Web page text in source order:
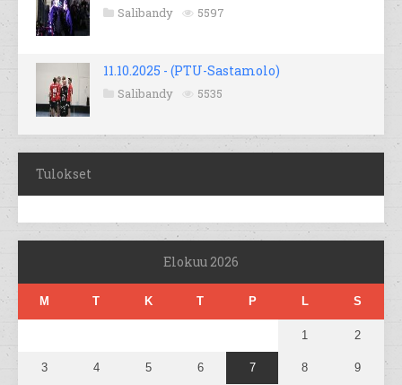
Salibandy 5597
11.10.2025 - (PTU-Sastamolo)
Salibandy 5535
Tulokset
Elokuu 2026
M T K T P L S
1 2
3 4 5 6 7 8 9